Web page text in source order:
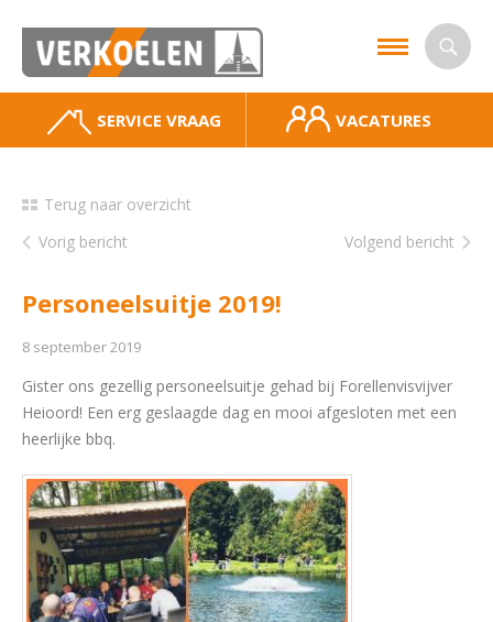
SERVICE VRAAG VACATURES
Terug naar overzicht
Vorig bericht
Volgend bericht
Personeelsuitje 2019!
8 september 2019
Gister ons gezellig personeelsuitje gehad bij Forellenvisvijver
Heioord! Een erg geslaagde dag en mooi afgesloten met een
heerlijke bbq.